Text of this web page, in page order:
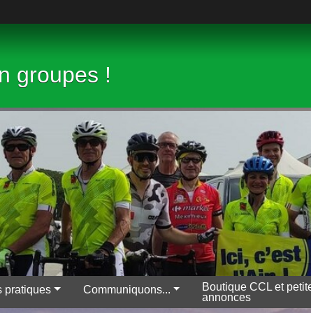
groupes !
pratiques Communiquons...
Boutique CCL et
annonces